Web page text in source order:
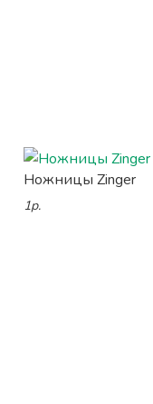
Ножницы Zinger
1р.